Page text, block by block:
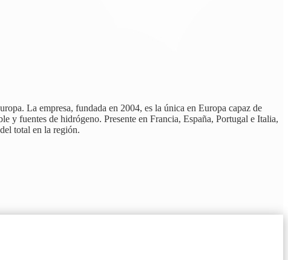
La empresa, fundada en 2004, es la única en Europa capaz de
y fuentes de hidrógeno. Presente en Francia, España, Portugal e Italia,
total en la región.